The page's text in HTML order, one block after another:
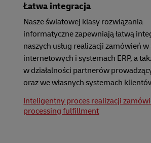
Łatwa integracja
Nasze światowej klasy rozwiązania
informatyczne zapewniają łatwą
naszych usług realizacji zamówień w
internetowych i systemach ERP, a
w działalności partnerów
oraz we własnych systemach
Inteligentny proces realizacji
processing fulfillment